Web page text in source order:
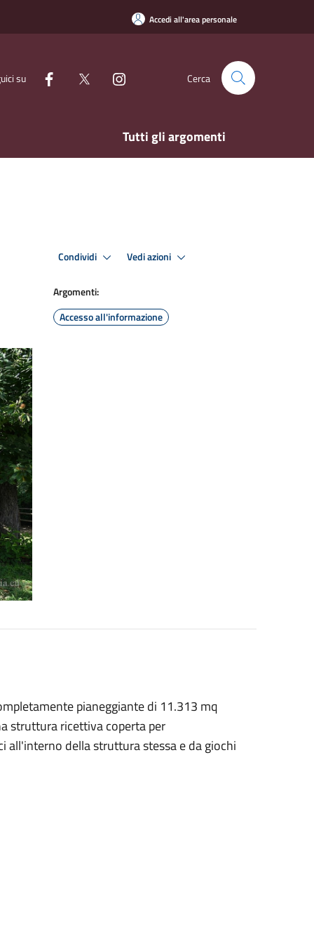
Accedi all'area personale
su Cerca
Tutti gli argomenti
Condividi Vedi azioni
Argomenti:
Accesso all'informazione
pianeggiante di 11.313 mq
struttura ricettiva coperta per
all'interno della struttura stessa e da giochi